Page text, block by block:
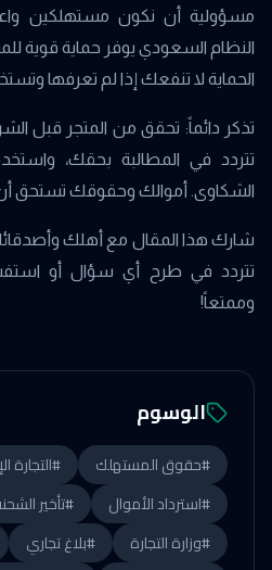
مسؤولية أن نكون مستهلكين
النظام السعودي يوفر حماية قوية
الحماية لا تنفعك إذا لم تعرفها
تذكر دائماً: تحقق من المتجر قبل
تتردد في المطالبة بحقك،
الشكاوى. أموالك وحقوقك تستحق أن
شارك هذا المقال مع أهلك
تتردد في طرح أي سؤال أو
وممتعاً!
الوسوم
#حقوق المستهلك #التجارة
#استرداد الأموال #تأخير
#وزارة التجارة #بلاغ تجاري